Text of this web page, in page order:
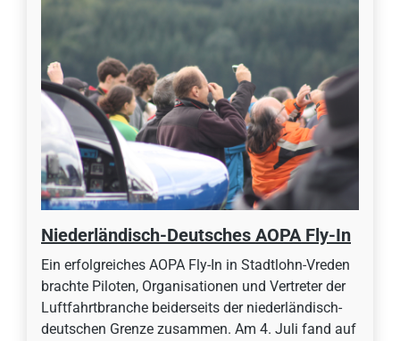
Niederländisch-Deutsches AOPA Fly-In
Ein erfolgreiches AOPA Fly-In in Stadtlohn-Vreden
brachte Piloten, Organisationen und Vertreter der
Luftfahrtbranche beiderseits der niederländisch-
deutschen Grenze zusammen. Am 4. Juli fand auf